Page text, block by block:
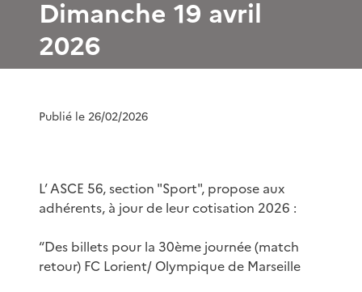
Dimanche 19 avril
2026
Publié le 26/02/2026
L’ ASCE 56, section "Sport", propose aux
adhérents, à jour de leur cotisation 2026 :
“Des billets pour la 30ème journée (match
retour) FC Lorient/ Olympique de Marseille